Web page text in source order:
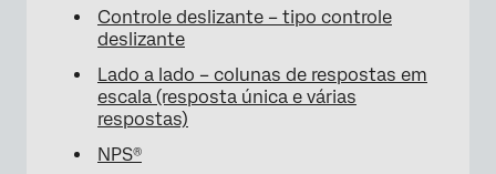
Controle deslizante – tipo controle
deslizante
Lado a lado – colunas de respostas em
escala (resposta única e várias
respostas)
NPS®